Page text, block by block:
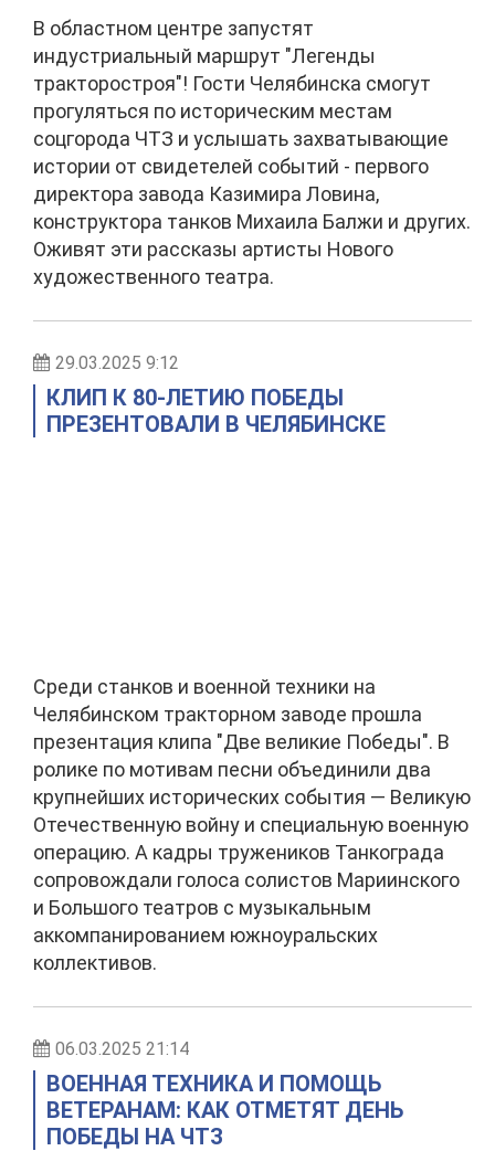
В областном центре запустят
индустриальный маршрут "Легенды
тракторостроя"! Гости Челябинска смогут
прогуляться по историческим местам
соцгорода ЧТЗ и услышать захватывающие
истории от свидетелей событий - первого
директора завода Казимира Ловина,
конструктора танков Михаила Балжи и других.
Оживят эти рассказы артисты Нового
художественного театра.
29.03.2025 9:12
КЛИП К 80-ЛЕТИЮ ПОБЕДЫ
ПРЕЗЕНТОВАЛИ В ЧЕЛЯБИНСКЕ
Среди станков и военной техники на
Челябинском тракторном заводе прошла
презентация клипа "Две великие Победы". В
ролике по мотивам песни объединили два
крупнейших исторических события — Великую
Отечественную войну и специальную военную
операцию. А кадры тружеников Танкограда
сопровождали голоса солистов Мариинского
и Большого театров с музыкальным
аккомпанированием южноуральских
коллективов.
06.03.2025 21:14
ВОЕННАЯ ТЕХНИКА И ПОМОЩЬ
ВЕТЕРАНАМ: КАК ОТМЕТЯТ ДЕНЬ
ПОБЕДЫ НА ЧТЗ